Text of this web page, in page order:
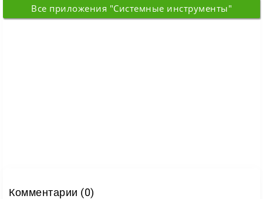
в
Все приложения "Системные инструменты"
Комментарии (0)